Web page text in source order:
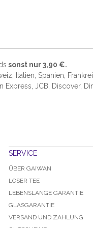
sonst nur 3,90 €.
Italien, Spanien,
Express, JCB, Discover,
SERVICE
ÜBER GAIWAN
LOSER TEE
LEBENSLANGE GARANTIE
GLASGARANTIE
VERSAND UND ZAHLUNG